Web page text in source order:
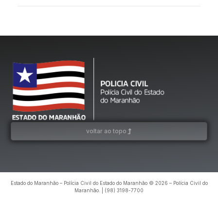
voltar ao topo
Estado do Maranhão – Polícia Civil do Estado do Maranhão © 2026 – Polícia Civil do
Maranhão. | (98) 3198-7700